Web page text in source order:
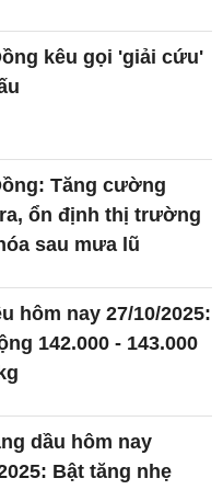
kêu gọi 'giải cứu'
Tăng cường
ổn định thị trường
sau mưa lũ
hôm nay 27/10/2025:
142.000 - 143.000
dầu hôm nay
Bật tăng nhẹ